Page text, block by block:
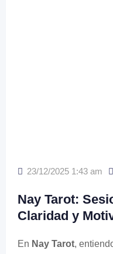
23/12/2025 1:43 am
Nay Tarot:
Claridad y
En Nay Tarot,